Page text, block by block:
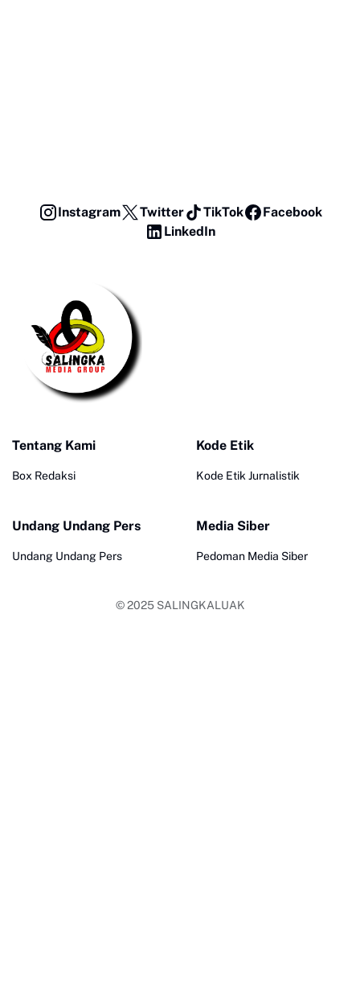
Instagram Twitter TikTok
Facebook
LinkedIn
Tentang Kami
Box Redaksi
Kode Etik
Kode Etik Jurnalistik
Undang Undang Pers
Undang Undang Pers
Media Siber
Pedoman Media Siber
© 2025 SALINGKALUAK